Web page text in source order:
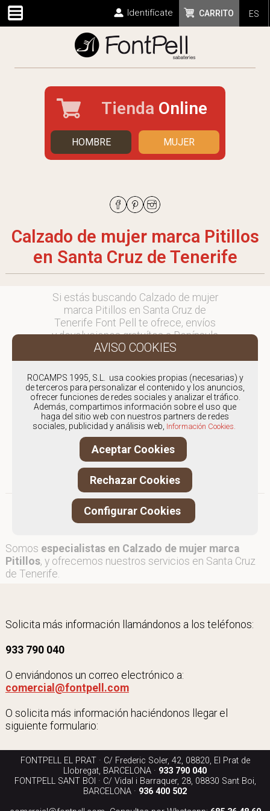
ES
CARRITO
Identifícate
Tienda Online
HOMBRE MUJER
Calzado de mujer marca Pitillos
en Santa Cruz de Tenerife
Si estás buscando Calzado de mujer
marca Pitillos en Santa Cruz de
Tenerife Font Pell te ofrece, envíos
y devoluciones gratuítos a Península
y Baleares, para otros destinos
consultar
en comercial@fontpell.com.
Los envíos a Santa Cruz de Tenerife
gestionados entre semana se
entregarán en menos de 48 horas;
los pedidos realizados en fin de
semana, el producto se enviará a
partir del lunes.
Somos especialistas en Calzado de mujer marca
Pitillos, y ofrecemos nuestros servicios en Santa Cruz
de Tenerife.
Solicita más información llamándonos a los teléfonos:
933 790 040
O enviándonos un correo electrónico a:
comercial@fontpell.com
O solicita más información haciéndonos llegar el
siguiente formulario:
FONTPELL EL PRAT · C/ Frederic Soler, 42, 08820, El Prat de
Llobregat, BARCELONA · 933 790 040
FONTPELL SANT BOI · C/ Vidal i Barraquer, 28, 08830 Sant Boi,
BARCELONA · 936 400 502
ROCAMPS 1995, S.L. usa cookies propias (necesarias) y
de terceros para personalizar el contenido y los anuncios,
ofrecer funciones de redes sociales y analizar el tráfico.
Además, compartimos información sobre el uso que
haga del sitio web con nuestros partners de redes
sociales, publicidad y análisis web, Información Cookies.
Aceptar Cookies
Rechazar Cookies
Configurar Cookies